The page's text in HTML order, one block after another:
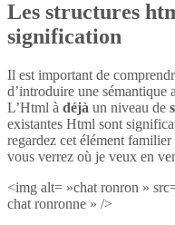
Les structures
signification
Il est important de
d’introduire une
L’Html à déjà un niveau de
existantes Html sont
regardez cet élément
vous verrez où je veux en
<img alt= »chat ronron »
chat ronronne » />